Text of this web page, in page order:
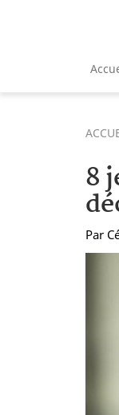
8
Par